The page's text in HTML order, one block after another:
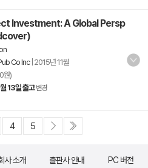
Investment: A Global Persp
Co Inc| 2015년 11월
원)
13일 출고 변경
4 5
사 소개 출판사 안내 PC 버전